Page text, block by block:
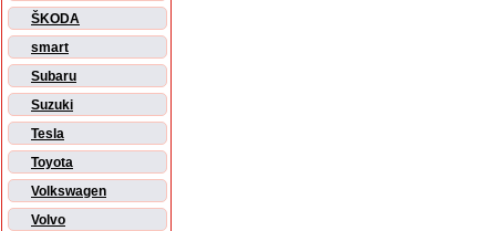
ŠKODA
smart
Subaru
Suzuki
Tesla
Toyota
Volkswagen
Volvo